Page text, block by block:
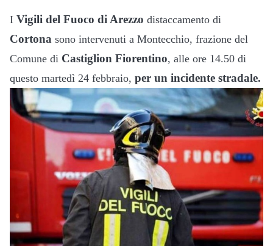
I Vigili del Fuoco di Arezzo distaccamento di
Cortona sono intervenuti a Montecchio, frazione del
Comune di Castiglion Fiorentino, alle ore 14.50 di
questo martedì 24 febbraio, per un incidente stradale.